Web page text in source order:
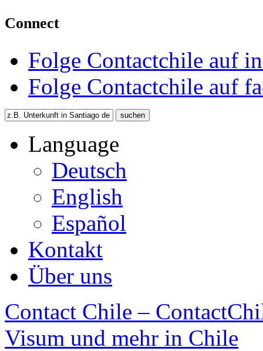
Connect
Folge Contactchile auf
Folge Contactchile auf
Language
Deutsch
English
Español
Kontakt
Über uns
Contact Chile –
Visum und mehr in Chile